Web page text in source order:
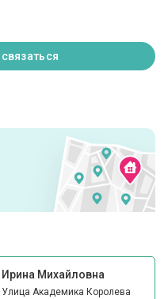
Ирина Михайловна
Улица Академика Королева